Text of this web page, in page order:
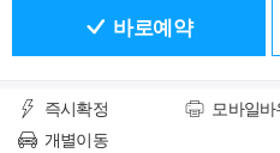
바로예약
즉시확정 모바일바
개별이동